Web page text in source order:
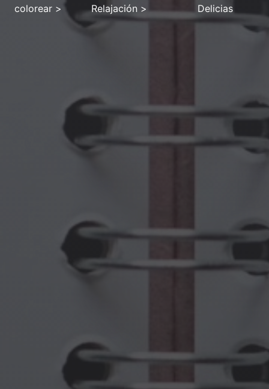
colorear >
Relajación >
Delicias